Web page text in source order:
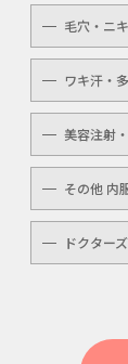
レーザー
ケミカル
毛穴・ニ
YAGシャ
毛穴洗浄
ワキ汗・
ボトック
ボトック
美容注射
高濃度ビ
白玉注射
ニキビ・
その他 内
美白内服
ドクター